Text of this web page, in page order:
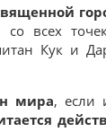
со всех
Кук и
мира, если